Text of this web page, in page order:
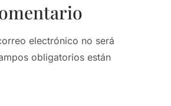
electrónico no será
obligatorios están